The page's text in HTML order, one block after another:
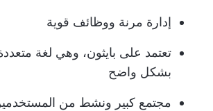
إدارة مرنة ووظائف قوية
تعتمد على بايثون، وهي لغة
بشكل واضح
مجتمع كبير ونشط من